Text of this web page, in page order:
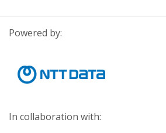
Powered by:
In collaboration with: